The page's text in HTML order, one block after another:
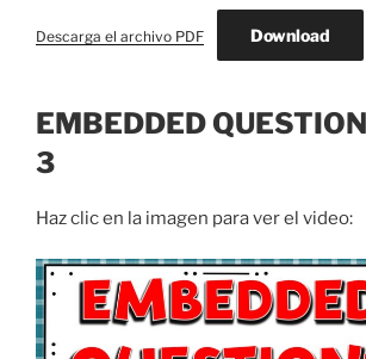
Descarga el archivo PDF Download
EMBEDDED
3
Haz clic en la imagen para ver el video: